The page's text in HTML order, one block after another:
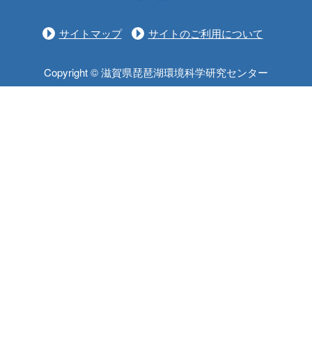
サイトマップ サイトのご利用について
Copyright © 滋賀県琵琶湖環境科学研究センター